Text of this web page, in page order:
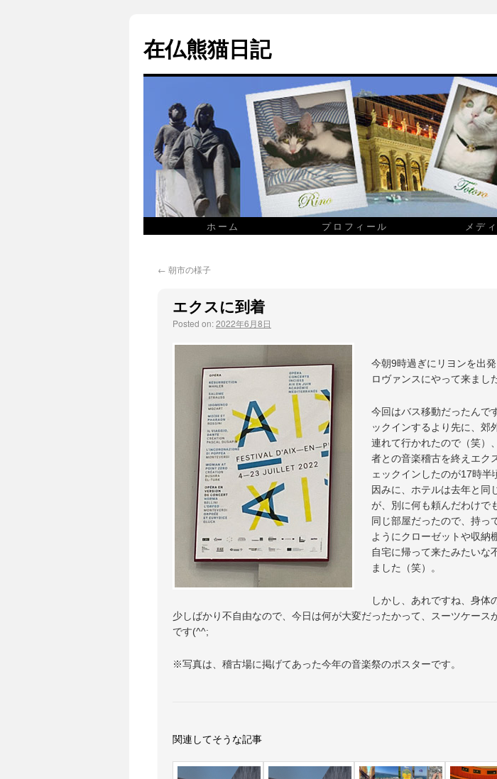
在仏熊猫日記
ホーム プロフィール メデ
← 朝市の様子
エクスに到着
Posted on:2022年6月8日
今朝9時過ぎにリヨンを出
ロヴァンスにやって来まし
今回はバス移動だったんで
ックインするより先に、郊
連れて行かれたので（笑）
者との音楽稽古を終えエク
ェックインしたのが17時半
因みに、ホテルは去年と同
が、別に何も頼んだわけで
同じ部屋だったので、持っ
ようにクローゼットや収納
自宅に帰って来たみたいな
ました（笑）。
しかし、あれですね、身体
少しばかり不自由なので、今日は何が大変だったかって、スーツケース
です(^^;
※写真は、稽古場に掲げてあった今年の音楽祭のポスターです。
関連してそうな記事